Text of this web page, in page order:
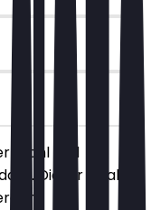
Wahl und
Dieser Deal